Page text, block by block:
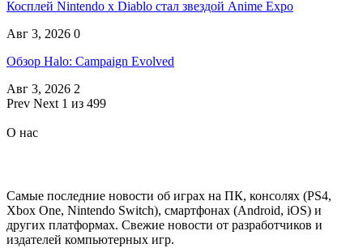
Косплей Nintendo x Diablo стал звездой Anime Expo
Авг 3, 2026 0
Обзор Halo: Campaign Evolved
Авг 3, 2026 2
Prev Next 1 из 499
О нас
Самые последние новости об играх на ПК, консолях (PS4,
Xbox One, Nintendo Switch), смартфонах (Android, iOS) и
других платформах. Свежие новости от разработчиков и
издателей компьютерных игр.